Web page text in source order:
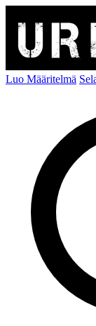
Luo Määritelmä